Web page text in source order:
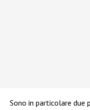
Sono in particolare due